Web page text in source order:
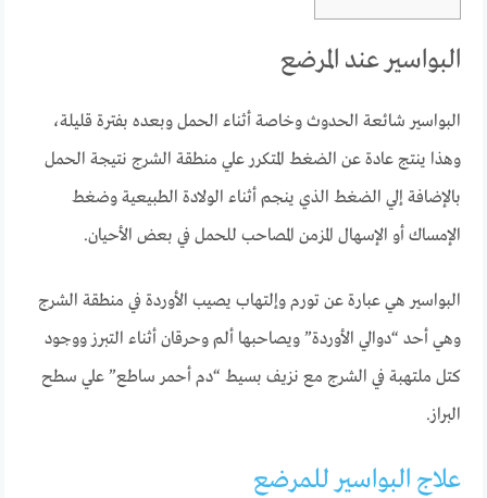
البواسير عند المرضع
البواسير شائعة الحدوث وخاصة أثناء الحمل وبعده بفترة قليلة،
وهذا ينتج عادة عن الضغط المتكرر علي منطقة الشرج نتيجة الحمل
بالإضافة إلي الضغط الذي ينجم أثناء الولادة الطبيعية وضغط
الإمساك أو الإسهال المزمن المصاحب للحمل في بعض الأحيان.
البواسير هي عبارة عن تورم وإلتهاب يصيب الأوردة في منطقة الشرج
وهي أحد “دوالي الأوردة” ويصاحبها ألم وحرقان أثناء التبرز ووجود
كتل ملتهبة في الشرج مع نزيف بسيط “دم أحمر ساطع” علي سطح
البراز.
علاج البواسير للمرضع